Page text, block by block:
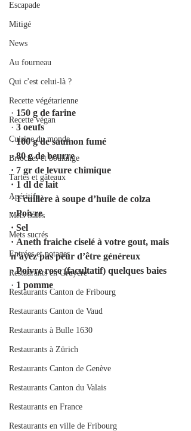
Escapade
Mitigé
News
Au fourneau
Qui c'est celui-là ?
Recette végétarienne
Recette végan
Cuisine du monde
Brioches et boulange
Tartes et gâteaux
Apéritifs
Mets Salés
Mets sucrés
Entrées et potages
Restaurants en Gruyère
Restaurants Canton de Fribourg
Restaurants Canton de Vaud
Restaurants à Bulle 1630
Restaurants à Zürich
Restaurants Canton de Genève
Restaurants Canton du Valais
Restaurants en France
Restaurants en ville de Fribourg
· 150 g de farine
· 3 oeufs
· 100 g de saumon fumé
· 80 g de beurre
· 7 gr de levure chimique
· 1 dl de lait
· 1 cuillère à soupe d’huile de colza
· Poivre
· Sel
· Aneth fraiche ciselé à votre gout, mais
n’ayez pas peur d’être généreux
· Poivre rose (facultatif) quelques baies
· 1 pomme